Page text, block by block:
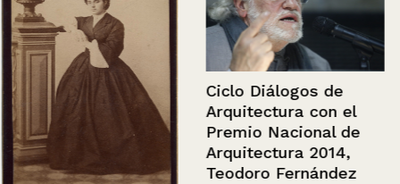
Ciclo Diálogos de
Arquitectura con el
Premio Nacional de
Arquitectura 2014,
Teodoro Fernández